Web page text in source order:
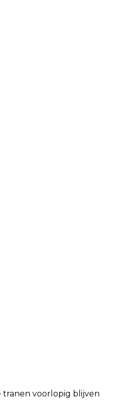
tranen voorlopig blijven